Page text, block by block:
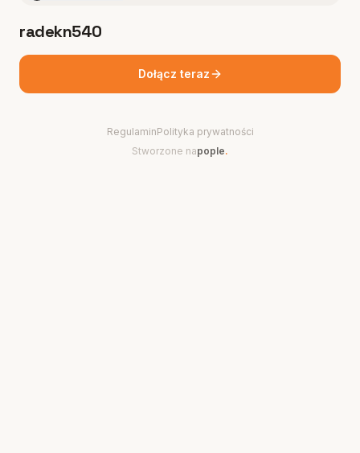
radekn540
Dołącz teraz
RegulaminPolityka prywatności
Stworzone napople.